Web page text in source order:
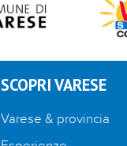
SCOPRI VARESE
Varese & provincia